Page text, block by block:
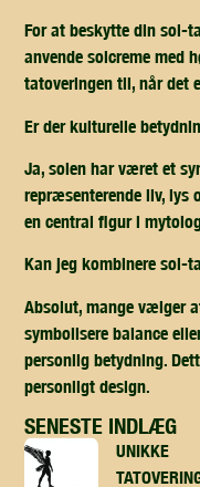
For at beskytte din sol-
anvende solcreme med
tatoveringen til, når det
Er der kulturelle
Ja, solen har været et
repræsenterende liv, lys
en central figur i
Kan jeg kombinere sol-
Absolut, mange vælger
symbolisere balance
personlig betydning.
personligt design.
SENESTE INDLÆG
UNIKKE